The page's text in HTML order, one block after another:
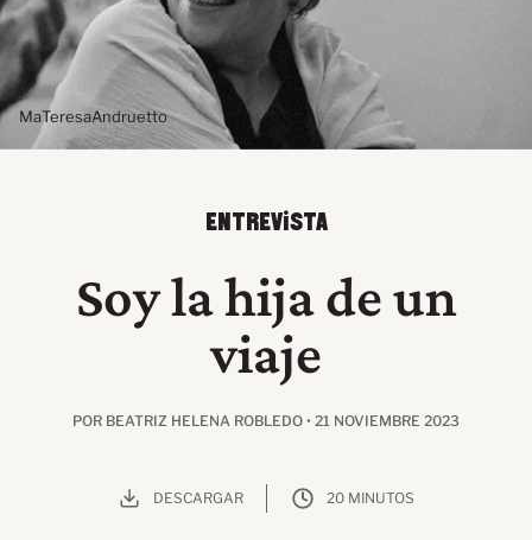
MaTeresaAndruetto
ENTREVISTA
Soy la hija de un
viaje
POR BEATRIZ HELENA ROBLEDO • 21 NOVIEMBRE 2023
DESCARGAR 20 MINUTOS